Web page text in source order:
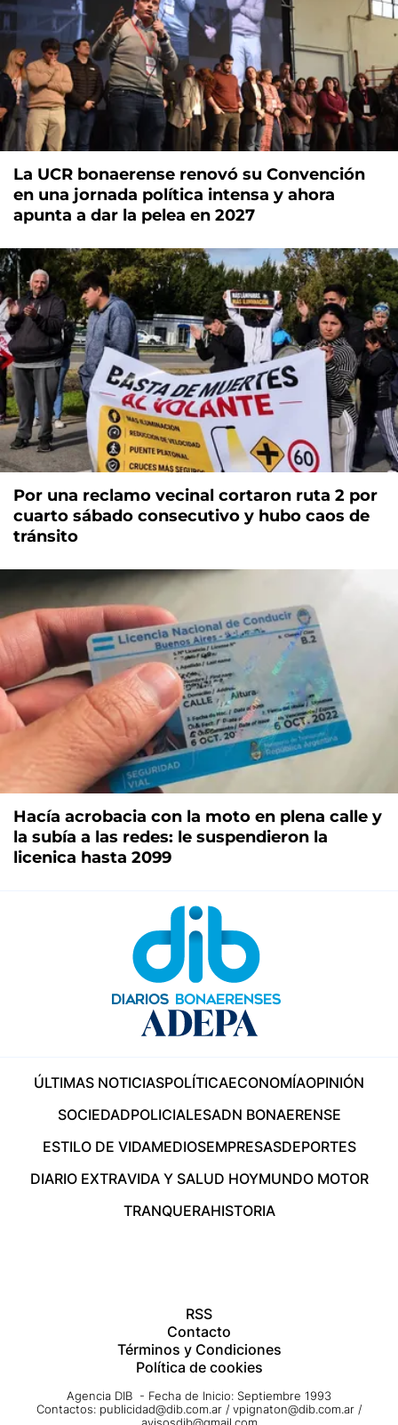
La UCR bonaerense renovó su Convención
en una jornada política intensa y ahora
apunta a dar la pelea en 2027
Por una reclamo vecinal cortaron ruta 2 por
cuarto sábado consecutivo y hubo caos de
tránsito
Hacía acrobacia con la moto en plena calle y
la subía a las redes: le suspendieron la
licenica hasta 2099
ÚLTIMAS NOTICIASPOLÍTICAECONOMÍAOPINIÓN
SOCIEDADPOLICIALESADN BONAERENSE
ESTILO DE VIDAMEDIOSEMPRESASDEPORTES
DIARIO EXTRAVIDA Y SALUD HOYMUNDO MOTOR
TRANQUERAHISTORIA
RSS
Contacto
Términos y Condiciones
Política de cookies
Agencia DIB - Fecha de Inicio: Septiembre 1993
Contactos: publicidad@dib.com.ar / vpignaton@dib.com.ar /